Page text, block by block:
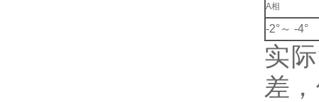
A相
-2°～ -4°
实
差